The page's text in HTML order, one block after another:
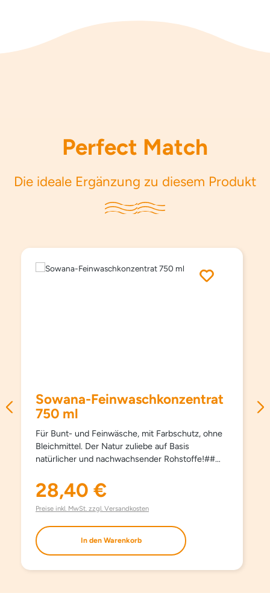
Perfect Match
Die ideale Ergänzung zu diesem Produkt
Sowana-Feinwaschkonzentrat
750 ml
Für Bunt- und Feinwäsche, mit Farbschutz, ohne
Bleichmittel. Der Natur zuliebe auf Basis
natürlicher und nachwachsender Rohstoffe!##
schonend und sanft, schon ab 15°C und hält
Kleidungsstücke länger schön. Kein Weichspüler
erforderlich, besonders bügelleicht. Haut- und
auch bestens für die Handwäsche geeignet. Mit
modernsten waschaktiven Substanzen und
Aufheller und ohne Phosphate.
Regulärer Preis:
28,40 €
Preise inkl. MwSt. zzgl. Versandkosten
In den Warenkorb